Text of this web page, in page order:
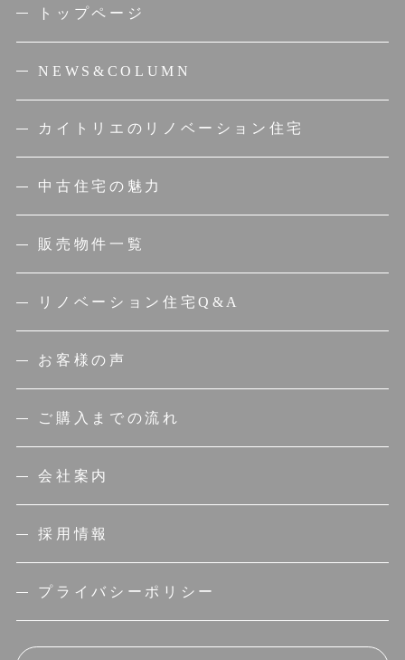
トップページ
NEWS&COLUMN
カイトリエのリノベーション住宅
中古住宅の魅力
販売物件一覧
リノベーション住宅Q&A
お客様の声
ご購入までの流れ
会社案内
採用情報
プライバシーポリシー